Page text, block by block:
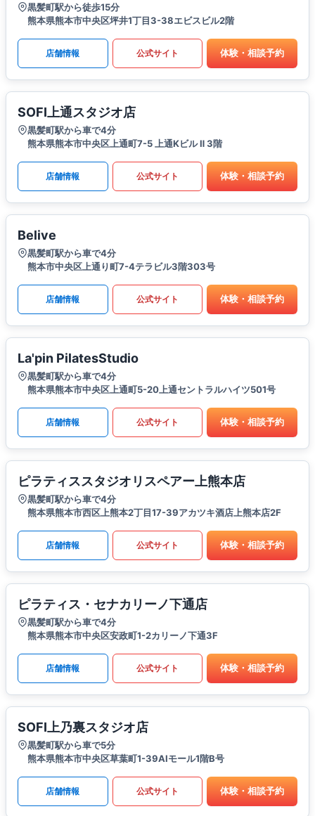
黒髪町駅から徒歩15分
熊本県熊本市中央区坪井1丁目3-38エビスビル2階
店舗情報 公式サイト 体験・相談予約
SOFI上通スタジオ店
黒髪町駅から車で4分
熊本県熊本市中央区上通町7-5 上通Kビル Ⅱ 3階
店舗情報 公式サイト 体験・相談予約
Belive
黒髪町駅から車で4分
熊本市中央区上通り町7-4テラビル3階303号
店舗情報 公式サイト 体験・相談予約
La'pin PilatesStudio
黒髪町駅から車で4分
熊本県熊本市中央区上通町5-20上通セントラルハイツ501号
店舗情報 公式サイト 体験・相談予約
ピラティススタジオリスペアー上熊本店
黒髪町駅から車で4分
熊本県熊本市西区上熊本2丁目17-39アカツキ酒店上熊本店2F
店舗情報 公式サイト 体験・相談予約
ピラティス・セナカリーノ下通店
黒髪町駅から車で4分
熊本県熊本市中央区安政町1-2カリーノ下通3F
店舗情報 公式サイト 体験・相談予約
SOFI上乃裏スタジオ店
黒髪町駅から車で5分
熊本県熊本市中央区草葉町1-39AIモール1階B号
店舗情報 公式サイト 体験・相談予約